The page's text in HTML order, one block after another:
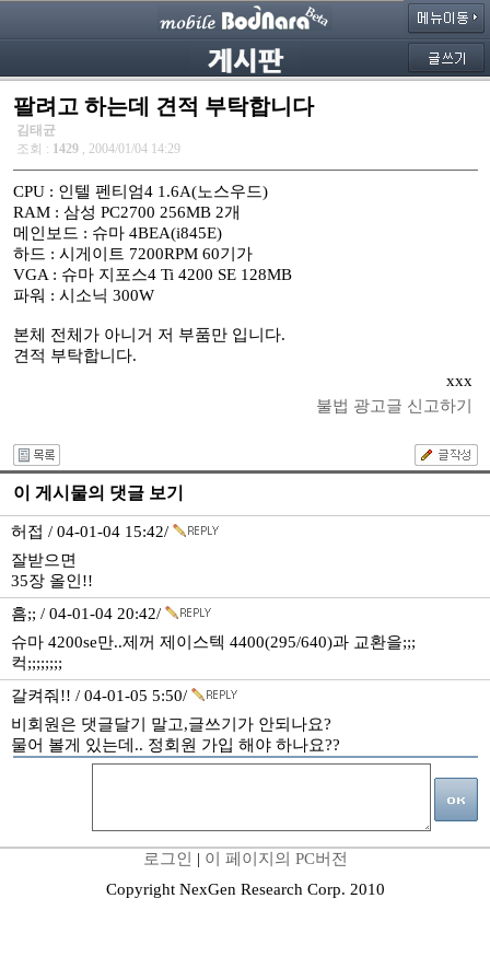
팔려고 하는데 견적 부탁합니다
김태균
조회 : 1429 , 2004/01/04 14:29
CPU : 인텔 펜티엄4 1.6A(노스우드)
RAM : 삼성 PC2700 256MB 2개
메인보드 : 슈마 4BEA(i845E)
하드 : 시게이트 7200RPM 60기가
VGA : 슈마 지포스4 Ti 4200 SE 128MB
파워 : 시소닉 300W
본체 전체가 아니거 저 부품만 입니다.
견적 부탁합니다.
xxx
불법 광고글 신고하기
이 게시물의 댓글 보기
허접 / 04-01-04 15:42/
잘받으면
35장 올인!!
흠;; / 04-01-04 20:42/
슈마 4200se만..제꺼 제이스텍 4400(295/640)과 교환을;;;
컥;;;;;;;;
갈켜줘!! / 04-01-05 5:50/
비회원은 댓글달기 말고,글쓰기가 안되나요?
물어 볼게 있는데.. 정회원 가입 해야 하나요??
로그인 | 이 페이지의 PC버전
Copyright NexGen Research Corp. 2010